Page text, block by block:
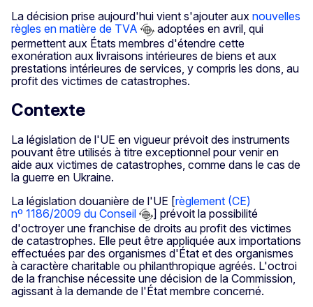
La décision prise aujourd'hui vient s'ajouter aux nouvelles
règles en matière de TVA
adoptées en avril, qui
permettent aux États membres d'étendre cette
exonération aux livraisons intérieures de biens et aux
prestations intérieures de services, y compris les dons, au
profit des victimes de catastrophes.
Contexte
La législation de l'UE en vigueur prévoit des instruments
pouvant être utilisés à titre exceptionnel pour venir en
aide aux victimes de catastrophes, comme dans le cas de
la guerre en Ukraine.
La législation douanière de l'UE [règlement (CE)
nº 1186/2009 du Conseil
] prévoit la possibilité
d'octroyer une franchise de droits au profit des victimes
de catastrophes. Elle peut être appliquée aux importations
effectuées par des organismes d'État et des organismes
à caractère charitable ou philanthropique agréés. L'octroi
de la franchise nécessite une décision de la Commission,
agissant à la demande de l'État membre concerné.